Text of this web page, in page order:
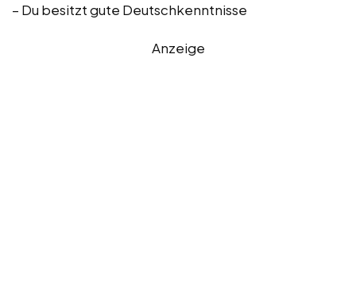
– Du besitzt gute Deutschkenntnisse
Anzeige